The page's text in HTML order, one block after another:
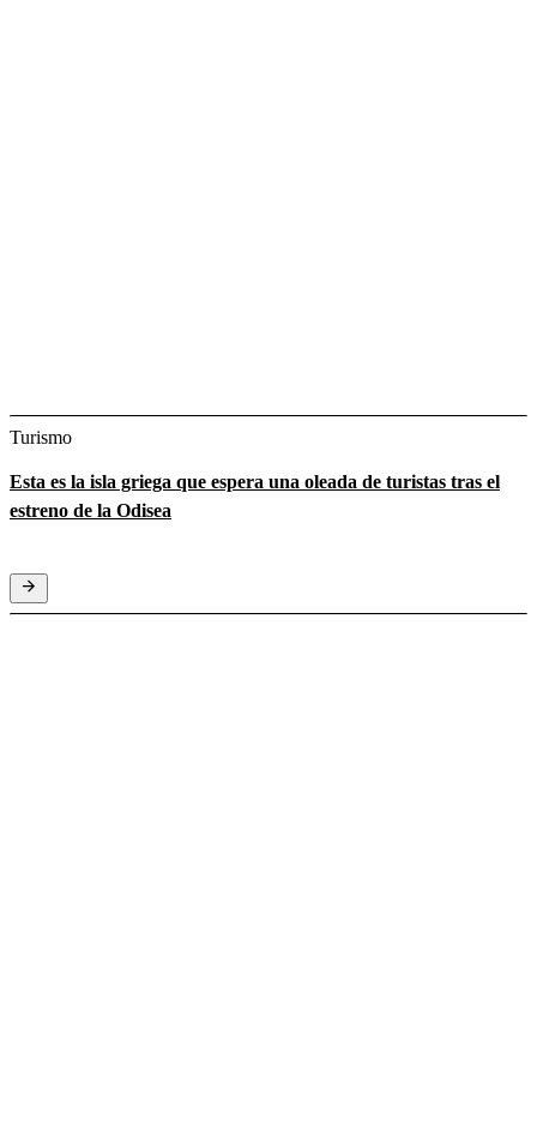
Turismo
Esta es la isla griega que espera una oleada de turistas tras el
estreno de la Odisea